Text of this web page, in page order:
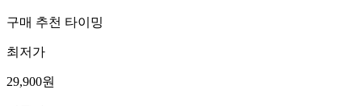
구매 추천 타이밍
최저가
29,900원